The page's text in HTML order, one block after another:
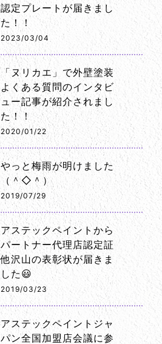
認定プレートが届きまし
た！！
2023/03/04
「ヌリカエ」で外壁塗装
よくある質問のインタビ
ュー記事が紹介されまし
た！！
2020/01/22
やっと梅雨が明けました
（＾◇＾）
2019/07/29
アステックペイントから
パートナー代理店認定証
他沢山の表彰状が届きま
した😃
2019/03/23
アステックペイントジャ
パン全国加盟店会議に参